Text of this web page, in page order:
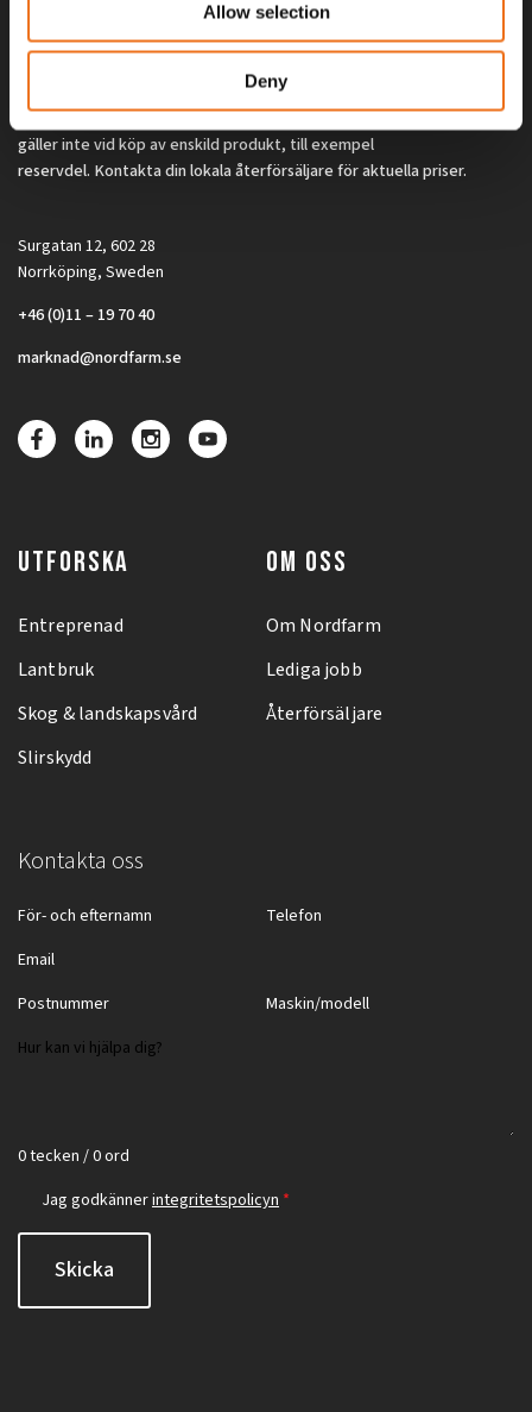
Allow selection
Deny
Alla priser på tillbehör och tillval gäller vid köp av ny maskin. Priserna
gäller inte vid köp av enskild produkt, till exempel
reservdel. Kontakta din lokala återförsäljare för aktuella priser.
Surgatan 12, 602 28
Norrköping, Sweden
+46 (0)11 – 19 70 40
marknad@nordfarm.se
UTFORSKA
Entreprenad
Lantbruk
Skog & landskapsvård
Slirskydd
OM OSS
Om Nordfarm
Lediga jobb
Återförsäljare
Kontakta oss
0 tecken / 0 ord
Jag godkännerintegritetspolicyn *
Skicka